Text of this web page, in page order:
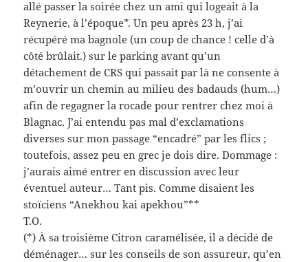
allé passer la soirée chez un ami qui logeait à la
Reynerie, à l’époque*. Un peu après 23 h, j’ai
récupéré ma bagnole (un coup de chance ! celle d’à
côté brûlait.) sur le parking avant qu’un
détachement de CRS qui passait par là ne consente à
m’ouvrir un chemin au milieu des badauds (hum…)
afin de regagner la rocade pour rentrer chez moi à
Blagnac. J’ai entendu pas mal d’exclamations
diverses sur mon passage “encadré” par les flics ;
toutefois, assez peu en grec je dois dire. Dommage :
j’aurais aimé entrer en discussion avec leur
éventuel auteur… Tant pis. Comme disaient les
stoïciens “Anekhou kai apekhou”**
T.O.
(*) À sa troisième Citron caramélisée, il a décidé de
déménager… sur les conseils de son assureur, qu’en